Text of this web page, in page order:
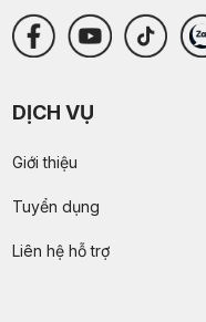
DỊCH VỤ
Giới thiệu
Tuyển dụng
Liên hệ hỗ trợ